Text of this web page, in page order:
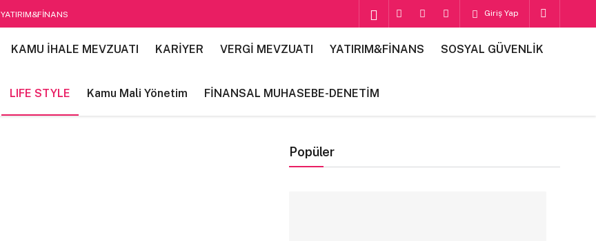
YATIRIM&FİNANS Giriş Yap
KAMU İHALE MEVZUATI KARİYER VERGİ MEVZUATI YATIRIM&FİNANS SOSYAL GÜVENLİK
LIFE STYLE Kamu Mali Yönetim FİNANSAL MUHASEBE-DENETİM
Popüler